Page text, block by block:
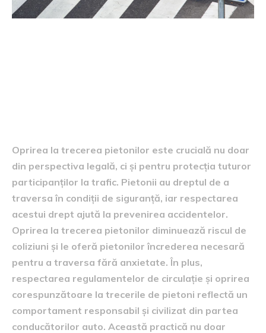
Oprirea la trecerea pietonilor este crucială nu doar
din perspectiva legală, ci și pentru protecția tuturor
participanților la trafic. Pietonii au dreptul de a
traversa în condiții de siguranță, iar respectarea
acestui drept ajută la prevenirea accidentelor.
Oprirea la trecerea pietonilor diminuează riscul de
coliziuni și le oferă pietonilor încrederea necesară
pentru a traversa fără anxietate. În plus,
respectarea regulamentelor de circulație și oprirea
corespunzătoare la trecerile de pietoni reflectă un
comportament responsabil și civilizat din partea
conducătorilor auto. Această practică nu doar